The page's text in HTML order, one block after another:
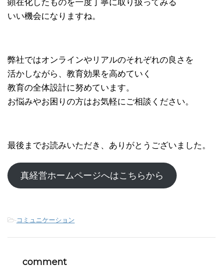
顕在化したものを一度丁寧に取り扱ってみる
いい機会になりますね。
弊社ではオンラインやリアルのそれぞれの良さを
活かしながら、教育効果を高めていく
教育の全体設計に努めています。
お悩みやお困りの方はお気軽にご相談ください。
最後までお読みいただき、ありがとうございました。
真経営ホームページへはこちらから
-コミュニケーション
comment